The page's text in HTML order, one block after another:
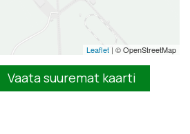
Leaflet | © OpenStreetMap
Vaata suuremat kaarti